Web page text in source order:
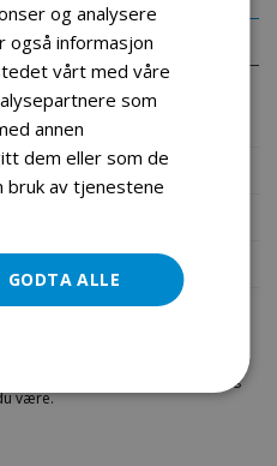
tre hjul
beste priser. Bestill en
sparkesykkel.html
av produkter innen: Hjem, sport og
være.
og analysere
også informasjon
vårt med våre
som
annen
dem eller som de
bruk av tjenestene
GODTA ALLE